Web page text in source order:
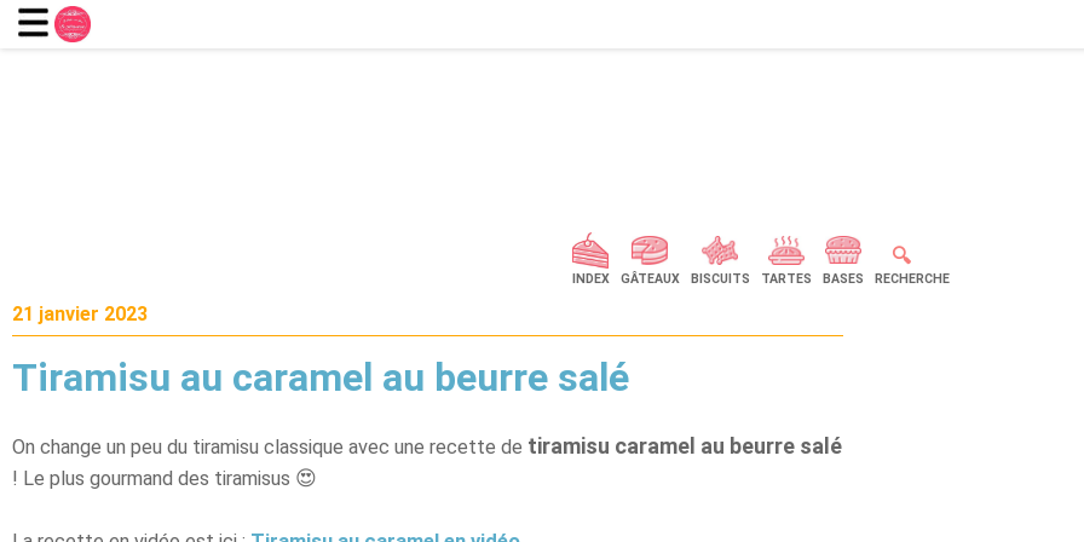
🔍
INDEX GÂTEAUX BISCUITS TARTES BASES RECHERCHE
21 janvier 2023
Tiramisu au caramel au beurre salé
On change un peu du tiramisu classique avec une recette de tiramisu caramel au beurre salé
! Le plus gourmand des tiramisus 😍